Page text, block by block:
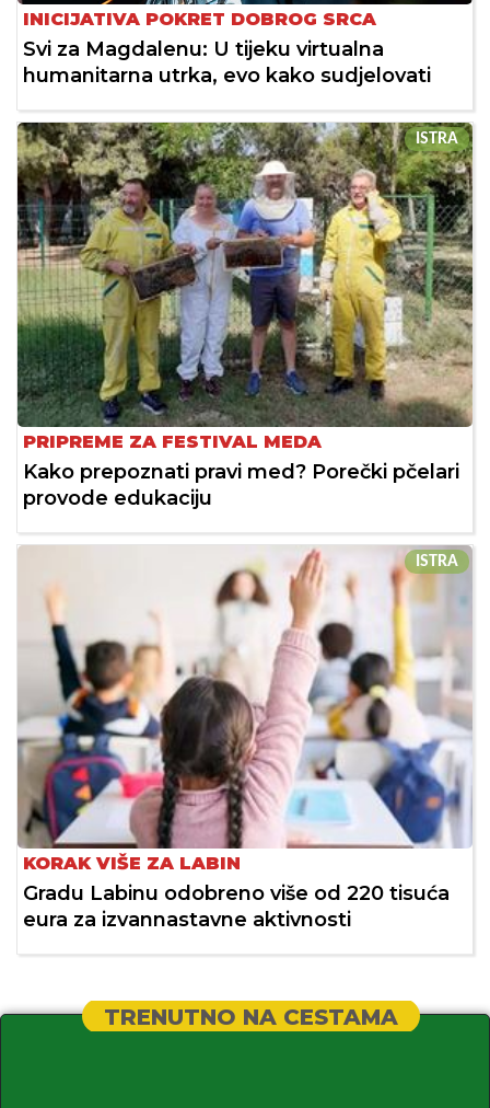
INICIJATIVA POKRET DOBROG SRCA
Svi za Magdalenu: U tijeku virtualna
humanitarna utrka, evo kako sudjelovati
ISTRA
PRIPREME ZA FESTIVAL MEDA
Kako prepoznati pravi med? Porečki pčelari
provode edukaciju
ISTRA
KORAK VIŠE ZA LABIN
Gradu Labinu odobreno više od 220 tisuća
eura za izvannastavne aktivnosti
TRENUTNO NA CESTAMA